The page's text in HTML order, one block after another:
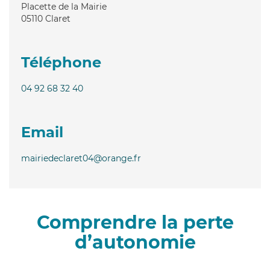
Placette de la Mairie
05110 Claret
Téléphone
04 92 68 32 40
Email
mairiedeclaret04@orange.fr
Comprendre la perte
d’autonomie